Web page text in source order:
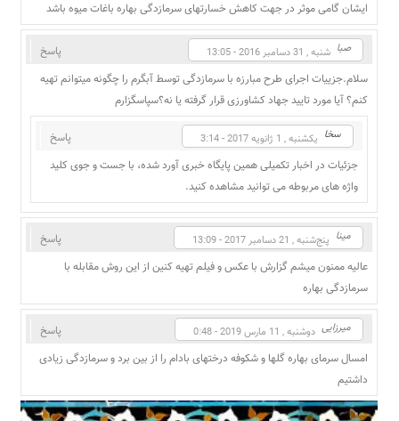
ایشان گامی موثر در جهت کاهش خسارتهای سرمازدگی بهاره باغات میوه باشد
صبا شنبه , 31 دسامبر 2016 - 13:05
پاسخ
سلام.جزییات اجرای طرح مبارزه با سرمازدگی توسط آبگرم را چگونه میتوانم تهیه
کنم؟ آیا مورد تایید جهاد کشاورزی قرار گرفته یا نه؟سپاسگزارم
سخا یکشنبه , 1 ژانویه 2017 - 3:14
پاسخ
جزئیات در اخبار تکمیلی همین پایگاه خبری آورد شده، با جست و جوی کلید
واژه های مربوطه می توانید مشاهده کنید.
مینا پنج‌شنبه , 21 دسامبر 2017 - 13:09
پاسخ
عالیه ممنون میشم گزارش با عکس و فیلم تهیه کنین از این روش مقابله با
سرمازدگی بهاره
میرزایی دوشنبه , 11 مارس 2019 - 0:48
پاسخ
امسال سرمای بهاره گلها و شکوفه درختهای بادام را از بین برد و سرمازدگی زیادی
داشتیم